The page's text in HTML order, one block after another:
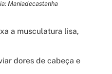
Maniadecastanha
a musculatura lisa,
dores de cabeça e